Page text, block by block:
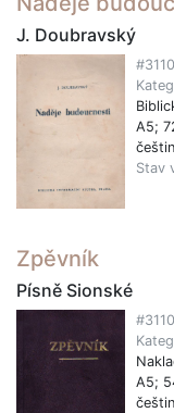
J. Doubravský
A5;
Stav
Zpěvník
Písně Sionské
A5;